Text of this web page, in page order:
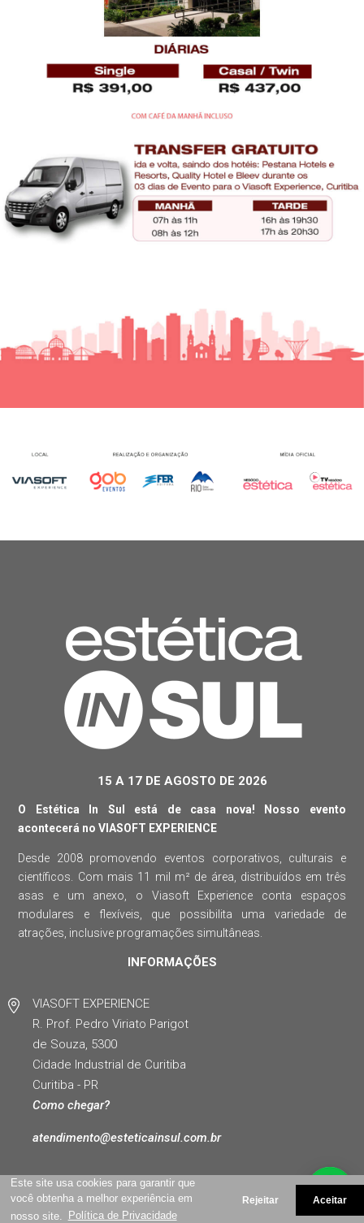
15 A 17 DE AGOSTO DE 2026
O Estética In Sul está de casa nova! Nosso evento
acontecerá no VIASOFT EXPERIENCE
Desde 2008 promovendo eventos corporativos, culturais e
científicos. Com mais 11 mil m² de área, distribuídos em três
asas e um anexo, o Viasoft Experience conta espaços
modulares e flexíveis, que possibilita uma variedade de
atrações, inclusive programações simultâneas.
INFORMAÇÕES
VIASOFT EXPERIENCE
R. Prof. Pedro Viriato Parigot
de Souza, 5300
Cidade Industrial de Curitiba
Curitiba - PR
Como chegar?
atendimento@esteticainsul.com.br
Este site usa cookies para garantir que
você obtenha a melhor experiência em
nosso site.
Política de Privacidade
Rejeitar Aceitar